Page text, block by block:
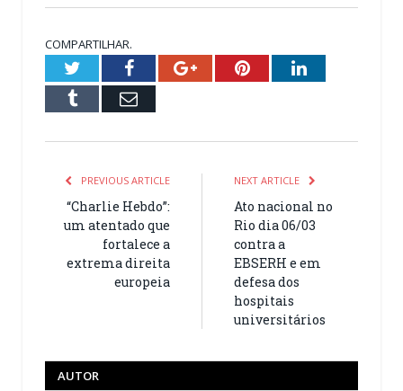
COMPARTILHAR.
TwitterFacebookGoogle+PinterestLinkedIn
Tumblr Email
PREVIOUS ARTICLE
“Charlie Hebdo”:
um atentado que
fortalece a
extrema direita
europeia
NEXT ARTICLE
Ato nacional no
Rio dia 06/03
contra a
EBSERH e em
defesa dos
hospitais
universitários
AUTOR